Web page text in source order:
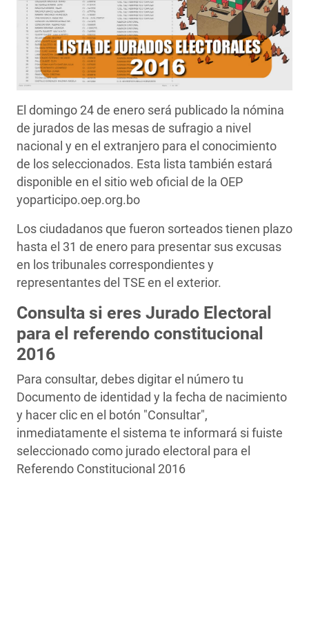
El domingo 24 de enero será publicado la nómina
de jurados de las mesas de sufragio a nivel
nacional y en el extranjero para el conocimiento
de los seleccionados. Esta lista también estará
disponible en el sitio web oficial de la OEP
yoparticipo.oep.org.bo
Los ciudadanos que fueron sorteados tienen plazo
hasta el 31 de enero para presentar sus excusas
en los tribunales correspondientes y
representantes del TSE en el exterior.
Consulta si eres Jurado Electoral
para el referendo constitucional
2016
Para consultar, debes digitar el número tu
Documento de identidad y la fecha de nacimiento
y hacer clic en el botón "Consultar",
inmediatamente el sistema te informará si fuiste
seleccionado como jurado electoral para el
Referendo Constitucional 2016